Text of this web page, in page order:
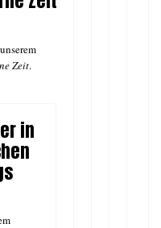
Zeit.
in